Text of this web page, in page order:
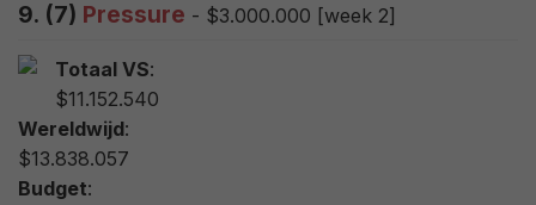
9. (7) Pressure - $3.000.000 [week 2]
Totaal VS:
$11.152.540
Wereldwijd:
$13.838.057
Budget: